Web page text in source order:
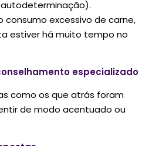
consumo excessivo de carne,
estiver há muito tempo no
especializado
como os que atrás foram
de modo acentuado ou